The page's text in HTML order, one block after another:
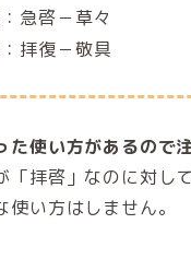
急啓－草々
拝復－敬具
た使い方があるので
「拝啓」なのに対し
い方はしません。